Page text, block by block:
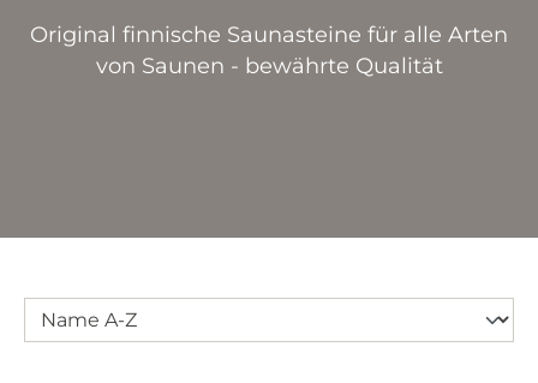
Original finnische Saunasteine für alle Arten
von Saunen - bewährte Qualität